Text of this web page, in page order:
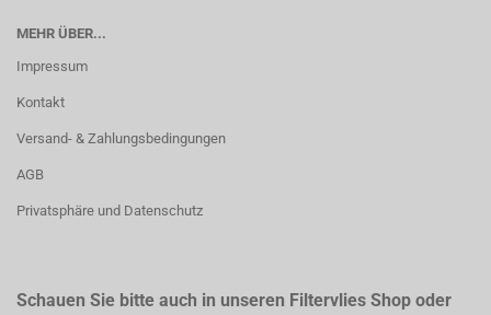
MEHR ÜBER...
Impressum
Kontakt
Versand- & Zahlungsbedingungen
AGB
Privatsphäre und Datenschutz
Schauen Sie bitte auch in unseren Filtervlies Shop oder